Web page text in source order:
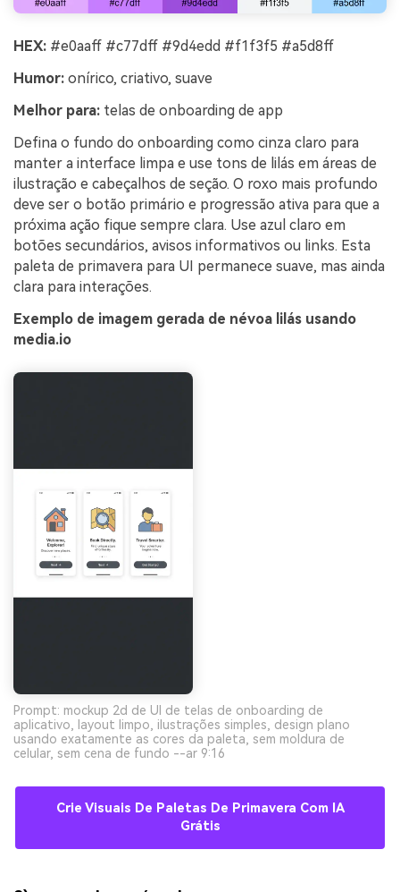
HEX: #e0aaff #c77dff #9d4edd #f1f3f5 #a5d8ff
Humor: onírico, criativo, suave
Melhor para: telas de onboarding de app
Defina o fundo do onboarding como cinza claro para
manter a interface limpa e use tons de lilás em áreas de
ilustração e cabeçalhos de seção. O roxo mais profundo
deve ser o botão primário e progressão ativa para que a
próxima ação fique sempre clara. Use azul claro em
botões secundários, avisos informativos ou links. Esta
paleta de primavera para UI permanece suave, mas ainda
clara para interações.
Exemplo de imagem gerada de névoa lilás usando
media.io
Prompt: mockup 2d de UI de telas de onboarding de
aplicativo, layout limpo, ilustrações simples, design plano
usando exatamente as cores da paleta, sem moldura de
celular, sem cena de fundo --ar 9:16
Crie Visuais De Paletas De Primavera Com IA
Grátis